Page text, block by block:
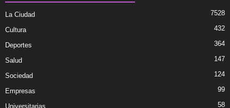
La Ciudad 7528
Cultura 432
Deportes 364
Salud 147
Sociedad 124
Empresas 99
Universitarias 58